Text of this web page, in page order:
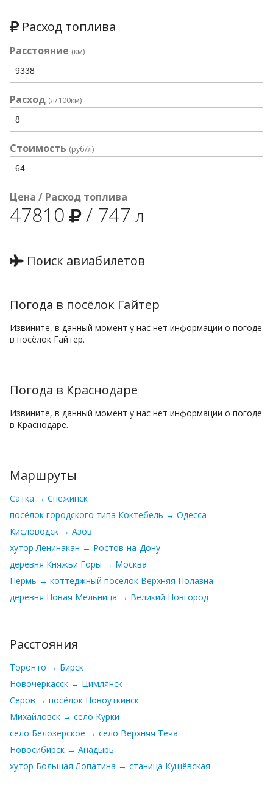
Расход топлива
Расстояние (км)
Расход (л/100км)
Стоимость (руб/л)
Цена / Расход топлива
47810 / 747 л
Поиск авиабилетов
Погода в посёлок Гайтер
Извините, в данный момент у нас нет информации о погоде
в посёлок Гайтер.
Погода в Краснодаре
Извините, в данный момент у нас нет информации о погоде
в Краснодаре.
Маршруты
Сатка → Снежинск
посёлок городского типа Коктебель → Одесса
Кисловодск → Азов
хутор Ленинакан → Ростов-на-Дону
деревня Княжьи Горы → Москва
Пермь → коттеджный посёлок Верхняя Полазна
деревня Новая Мельница → Великий Новгород
Расстояния
Торонто → Бирск
Новочеркасск → Цимлянск
Серов → посёлок Новоуткинск
Михайловск → село Курки
село Белозерское → село Верхняя Теча
Новосибирск → Анадырь
хутор Большая Лопатина → станица Кущёвская